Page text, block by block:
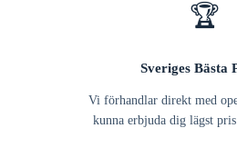
🏆
Sveriges Bästa
Vi förhandlar direkt med
kunna erbjuda dig lägst pris